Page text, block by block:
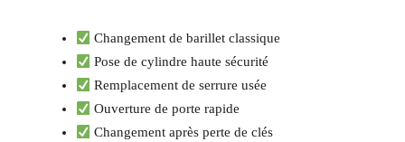
Changement de barillet classique
Pose de cylindre haute sécurité
Remplacement de serrure usée
Ouverture de porte rapide
Changement après perte de clés